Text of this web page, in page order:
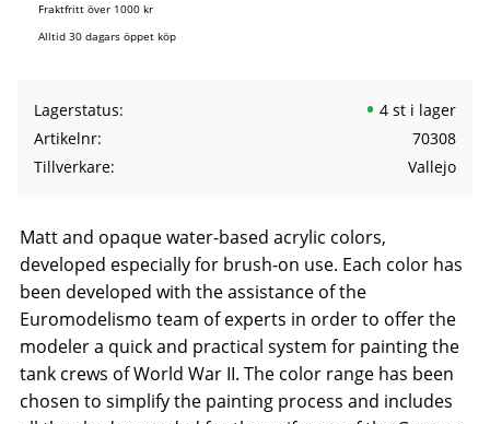
Fraktfritt över 1000 kr
Alltid 30 dagars öppet köp
Lagerstatus
4 st i lager
Artikelnr
70308
Tillverkare
Vallejo
Matt and opaque water-based acrylic colors,
developed especially for brush-on use. Each color has
been developed with the assistance of the
Euromodelismo team of experts in order to offer the
modeler a quick and practical system for painting the
tank crews of World War II. The color range has been
chosen to simplify the painting process and includes